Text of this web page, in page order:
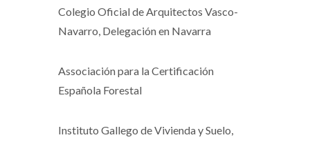
Colegio Oficial de Arquitectos Vasco-
Navarro, Delegación en Navarra
Associación para la Certificación
Española Forestal
Instituto Gallego de Vivienda y Suelo,